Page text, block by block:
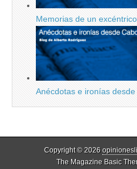
Memorias de un excéntrico
Anécdotas e ironías
Copyright © 2026
The Magazine Basic